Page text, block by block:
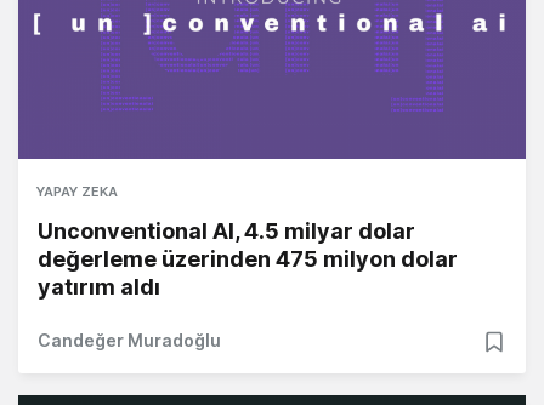
YAPAY ZEKA
Unconventional AI, 4.5 milyar dolar
değerleme üzerinden 475 milyon dolar
yatırım aldı
Candeğer Muradoğlu